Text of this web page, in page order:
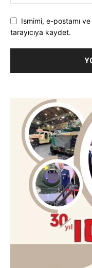
Ismimi, e-postamı
tarayıcıya kaydet.